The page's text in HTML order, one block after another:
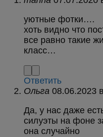
уютные фотки….
хоть видно что
все равно такие
класс…
Ответить
Ольга
в
Да, у нас даже
силуэты на фоне
она случайно